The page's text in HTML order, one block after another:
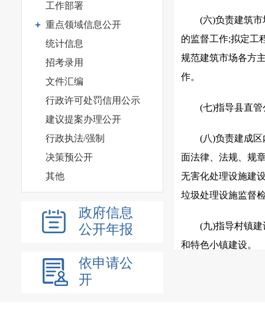
工作部署
重点领域信息公开
统计信息
招考录用
文件汇编
行政许可处罚信用公示
建议提案办理公开
行政执法/强制
决策预公开
其他
政府信息
公开年报
依申请公
开
(六)负责建筑
的监督工作;拟定工
规范建筑市场各方
作。
(七)指导县直
(八)负责建成
面法律、法规、规
无害化处理设施建
垃圾处理设施监督
(九)指导村镇
和特色小镇建设。